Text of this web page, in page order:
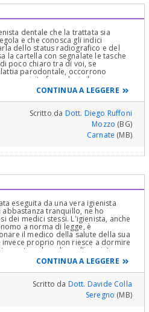
con lui e si fa spiegare tutto. Io
fossi in Lei. Le misure delle sue
ha risposto così bene al
suo Dentista ritiene opportuno
per il suo bene! Sia Serena e
interesse a rinviare! Quindi stia
Stima in Lui e Gli parli! Si tolga tutti
che poi starà rilassata e
debba sentire un secondo
"che diamine" dia Fiducia a chi la
venissero seguiti la renderebbero
Ma che razza di Stima ha mai in
e verso se stessa! PARLI CON LUI
Gustavo Petti, Parodontologia,
Orale Completa in Casi
e Pedodonzia la figlia Claudia
dentale che la trattata sia
e che conosca gli indici
dello status radiografico e del
la cartella con segnalate le tasche
poco chiaro tra di voi, se
parodontale, occorrono
visita facendosi rilasciare
riparliamo.ruffonidiego@virgilio.it
CONTINUA A LEGGERE
Scritto da Dott. Diego Ruffoni
Mozzo (BG)
Carnate (MB)
eseguita da una vera igienista
tranquillo, ne ho
dei medici stessi. L'igienista, anche
a norma di legge, è
il medico della salute della sua
invece proprio non riesce a dormire
col medico e l'igienista
la signorina non può avere le
Cordiali saluti.
CONTINUA A LEGGERE
Scritto da Dott. Davide Colla
Seregno (MB)